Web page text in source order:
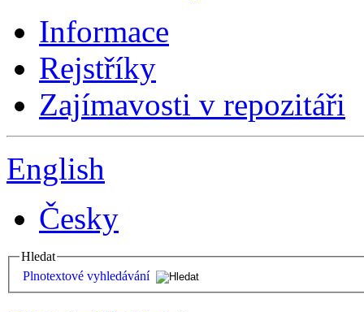
Informace
Rejstříky
Zajímavosti v repozitáři
English
Česky
Hledat
Plnotextové vyhledávání